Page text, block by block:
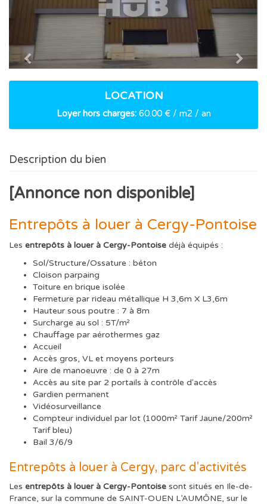
Previous
LOCATION
Loyer hors charges:60.00 € / m2 / an
Description du bien
[Annonce non disponible]
Entrepôts à louer à Cergy-Pontoise
Les entrepôts à louer à Cergy-Pontoise déjà équipés :
Sol/Structure/Ossature : béton
Cloison parpaing
Toiture en brique isolée
Fermeture par rideau métallique H 3,6m X L3,6m
Hauteur sous poutre : 7 à 8m
Surcharge au sol : 5T/m²
Chauffage par aérothermes gaz
Accueil
Accès gros, VL et moyens porteurs
Aire de manoeuvre : de 0 à 27m
Accès au site par 2 portails à contrôle d'accès
Gardien permanent
Vidéosurveillance
Compteur individuel par lot (1000m² Tarif Jaune/200m²
Tarif bleu)
Bail 3/6/9
Entrepôts à louer à Cergy, parc d'activités
Les entrepôts à louer à Cergy-Pontoise sont situés en Ile-de-
France, sur la commune de SAINT-OUEN L’AUMÔNE, sur le